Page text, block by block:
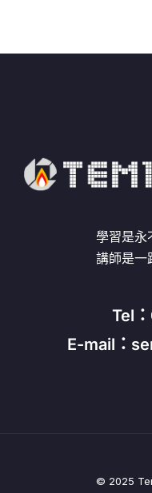
學習是永
講師是一
Tel
E-mail：
© 2025